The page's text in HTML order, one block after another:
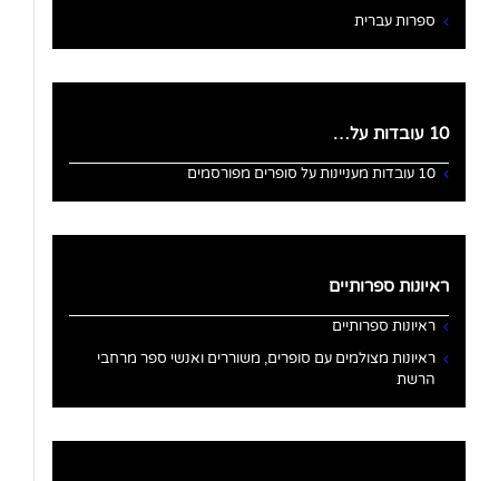
ספרות עברית
10 עובדות על…
10 עובדות מעניינות על סופרים מפורסמים
ראיונות ספרותיים
ראיונות ספרותיים
ראיונות מצולמים עם סופרים, משוררים ואנשי ספר מרחבי
הרשת